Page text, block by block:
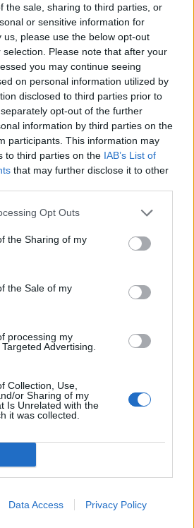
the sale, sharing to third parties, or
or sensitive information for
please use the below opt-out
Please note that after your
you may continue seeing
on personal information utilized by
disclosed to third parties prior to
opt-out of the further
information by third parties on the
participants. This information may
to third parties on the IAB’s List of
that may further disclose it to other
Opt Outs
the Sharing of my
the Sale of my
processing my
Advertising.
Collection, Use,
or Sharing of my
Is Unrelated with the
it was collected.
Data Access Privacy Policy
tuhatsivuinen Se-romaani
kaksiosaiseksi
Yhteistyössä
Tyyliniekka
Viihde
Autot
Digi